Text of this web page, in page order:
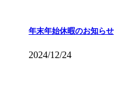
年末年始休暇のお知らせ
2024/12/24